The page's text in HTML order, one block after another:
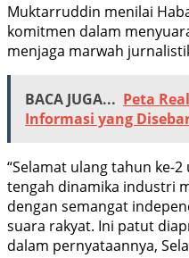
Muktarruddin menilai
komitmen dalam
menjaga marwah
BACA JUGA... Peta
Informasi yang
“Selamat ulang tahun ke-
tengah dinamika industri
dengan semangat
suara rakyat. Ini patut
dalam pernyataannya,